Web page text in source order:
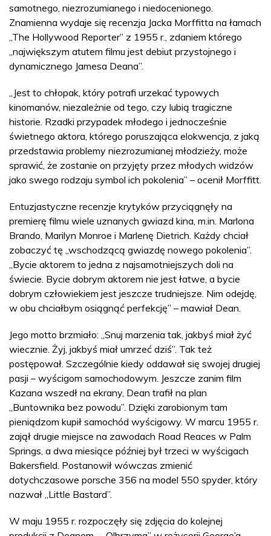
samotnego, niezrozumianego i niedocenionego.
Znamienna wydaje się recenzja Jacka Morffitta na łamach
„The Hollywood Reporter” z 1955 r., zdaniem którego
„największym atutem filmu jest debiut przystojnego i
dynamicznego Jamesa Deana”.
„Jest to chłopak, który potrafi urzekać typowych
kinomanów, niezależnie od tego, czy lubią tragiczne
historie. Rzadki przypadek młodego i jednocześnie
świetnego aktora, którego poruszająca elokwencja, z jaką
przedstawia problemy niezrozumianej młodzieży, może
sprawić, że zostanie on przyjęty przez młodych widzów
jako swego rodzaju symbol ich pokolenia” – ocenił Morffitt.
Entuzjastyczne recenzje krytyków przyciągnęły na
premierę filmu wiele uznanych gwiazd kina, m.in. Marlona
Brando, Marilyn Monroe i Marlenę Dietrich. Każdy chciał
zobaczyć tę „wschodzącą gwiazdę nowego pokolenia”.
„Bycie aktorem to jedna z najsamotniejszych doli na
świecie. Bycie dobrym aktorem nie jest łatwe, a bycie
dobrym człowiekiem jest jeszcze trudniejsze. Nim odejdę,
w obu chciałbym osiągnąć perfekcję” – mawiał Dean.
Jego motto brzmiało: „Snuj marzenia tak, jakbyś miał żyć
wiecznie. Żyj, jakbyś miał umrzeć dziś”. Tak też
postępował. Szczególnie kiedy oddawał się swojej drugiej
pasji – wyścigom samochodowym. Jeszcze zanim film
Kazana wszedł na ekrany, Dean trafił na plan
„Buntownika bez powodu”. Dzięki zarobionym tam
pieniądzom kupił samochód wyścigowy. W marcu 1955 r.
zajął drugie miejsce na zawodach Road Reaces w Palm
Springs, a dwa miesiące później był trzeci w wyścigach
Bakersfield. Postanowił wówczas zmienić
dotychczasowe porsche 356 na model 550 spyder, który
nazwał „Little Bastard”.
W maju 1955 r. rozpoczęły się zdjęcia do kolejnej